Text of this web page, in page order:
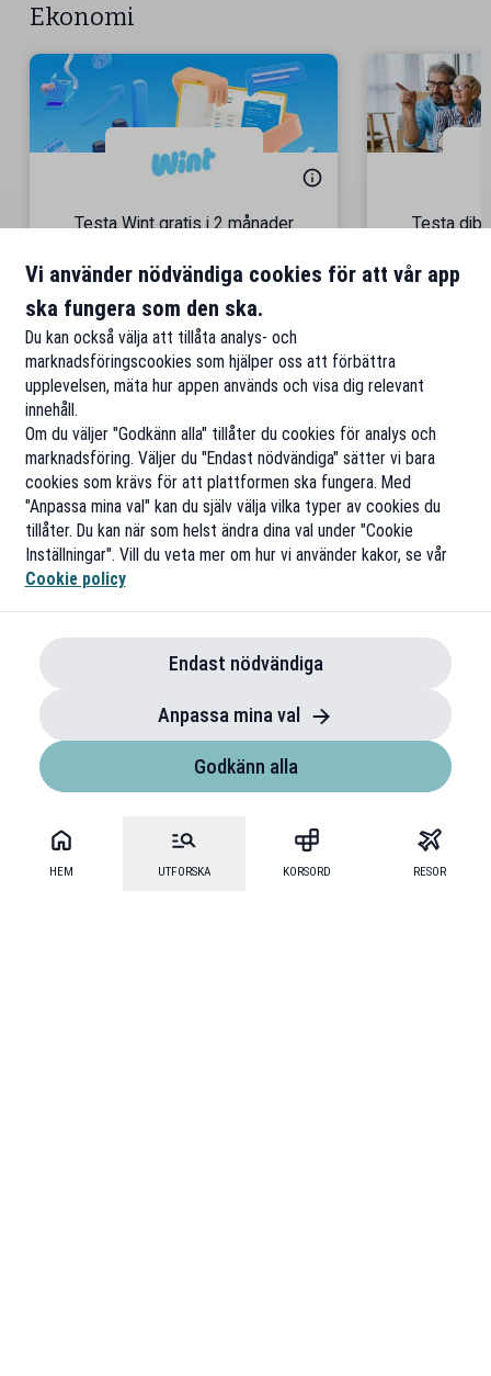
HEM UTFORSKA KORSORD RESOR
Ekonomi
Testa Wint gratis i 2 månader
Till rabatten
Testa
Vi använder nödvändiga cookies för att vår app
ska fungera som den ska.
Du kan också välja att tillåta analys- och
marknadsföringscookies som hjälper oss att förbättra
upplevelsen, mäta hur appen används och visa dig relevant
innehåll.
Om du väljer "Godkänn alla" tillåter du cookies för analys och
marknadsföring. Väljer du "Endast nödvändiga" sätter vi bara
cookies som krävs för att plattformen ska fungera. Med
"Anpassa mina val" kan du själv välja vilka typer av cookies du
tillåter. Du kan när som helst ändra dina val under "Cookie
Inställningar". Vill du veta mer om hur vi använder kakor, se vår
Cookie policy
Endast nödvändiga
Anpassa mina val
Godkänn alla